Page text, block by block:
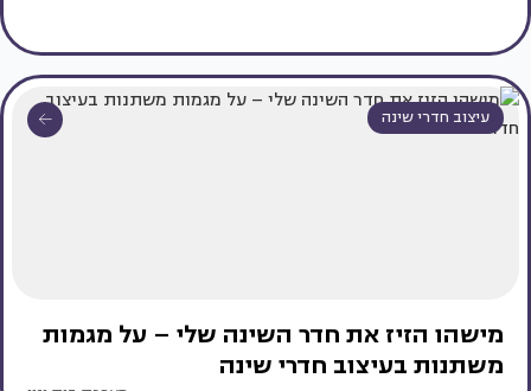
עיצוב חדרי שינה
מישהו הזיז את חדר השינה שלי – על מגמות
משתנות בעיצוב חדרי שינה